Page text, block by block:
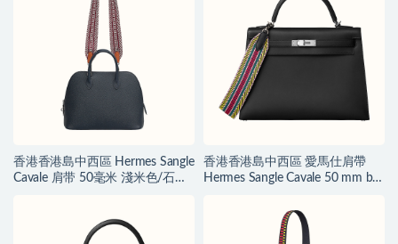
香港香港島中西區 Hermes Sangle
Cavale 肩带 50毫米 淺米色/石榴
香港香港島中西區 愛馬仕肩帶
Hermes Sangle Cavale 50 mm bag